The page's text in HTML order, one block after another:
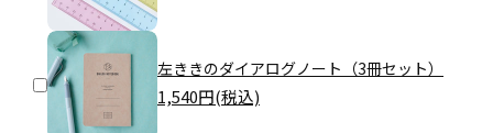
左ききのダイアログノート（3冊セット）
1,540円(税込)